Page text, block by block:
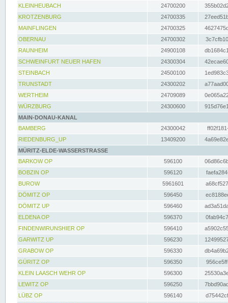
KLEINHEUBACH 24700200
KROTZENBURG
24700335
MAINFLINGEN
24700325
OBERNAU
24700302
RAUNHEIM
24900108
SCHWEINFURT NEUER HAFEN
24300304
STEINBACH
24500100
TRUNSTADT
24300202
WERTHEIM
24709089
WÜRZBURG
24300600
MAIN-DONAU-KANAL
BAMBERG
24300042
RIEDENBURG_UP
13409200
MÜRITZ-ELDE-WASSERSTRASSE
BARKOW OP
596100
BOBZIN OP
596120
BUROW
5961601
DÖMITZ OP
596450
DÖMITZ UP
596460
ELDENA OP
596370
FINDENWIRUNSHIER OP
596410
GARWITZ UP
596230
GRABOW OP
596330
GÜRITZ OP
596350
KLEIN LAASCH WEHR OP
596300
LEWITZ OP
596250
LÜBZ OP
596140